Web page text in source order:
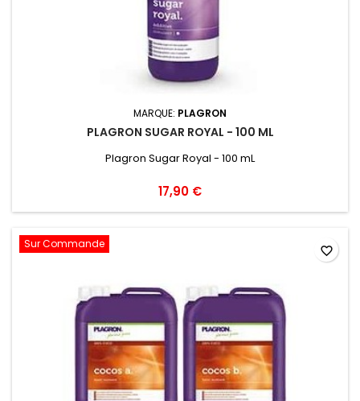
MARQUE: PLAGRON
PLAGRON SUGAR ROYAL - 100 ML
Plagron Sugar Royal - 100 mL
17,90 €
Sur Commande favorite_border